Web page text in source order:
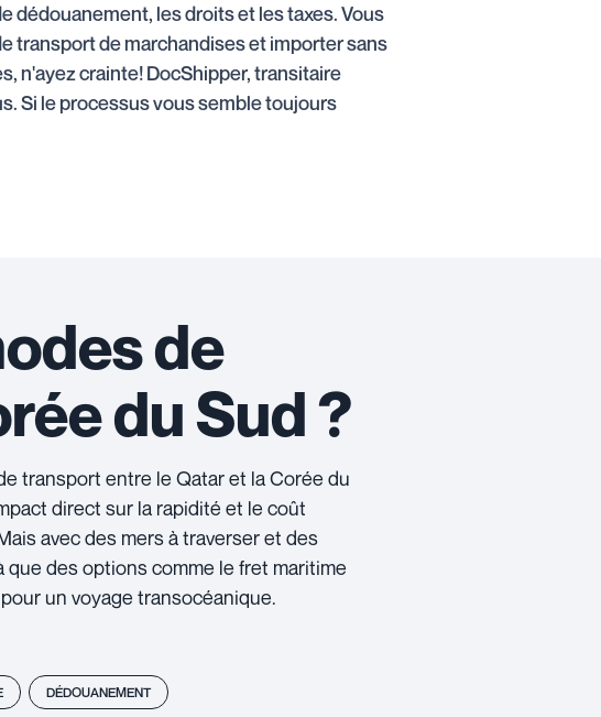
dédouanement, les droits et les taxes. Vous
transport de marchandises et importer sans
n'ayez crainte! DocShipper, transitaire
Si le processus vous semble toujours
de
du Sud ?
transport entre le Qatar et la Corée du
direct sur la rapidité et le coût
avec des mers à traverser et des
des options comme le fret maritime
un voyage transocéanique.
DÉDOUANEMENT